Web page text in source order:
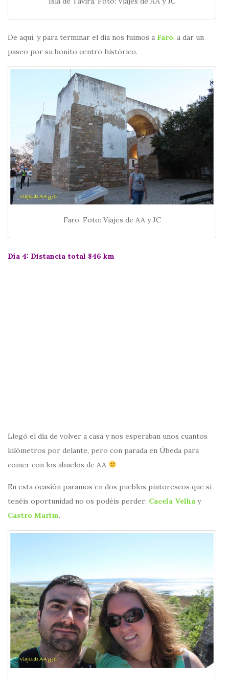
De aquí, y para terminar el día nos fuimos a Faro, a dar un
paseo por su bonito centro histórico.
Faro. Foto: Viajes de AA y JC
Día 4: Distancia total 846 km
Llegó el día de volver a casa y nos esperaban unos cuantos
kilómetros por delante, pero con parada en Úbeda para
comer con los abuelos de AA
En esta ocasión paramos en dos pueblos pintorescos que si
tenéis oportunidad no os podéis perder: Cacela Velha y
Castro Marim.